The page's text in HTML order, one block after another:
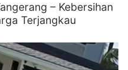
– Kebersihan
Terjangkau